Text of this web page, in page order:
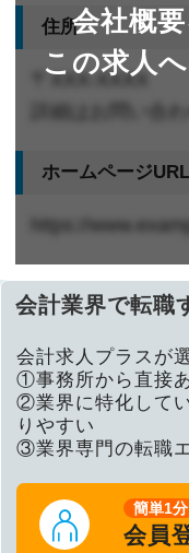
会社概
この求人
住所
〒XXX-XXXX
ホームページURL
https://
会計業界で転職
会計求人プラスが
①事務所から直接
②業界に特化して
りやすい
③業界専門の転職
簡単1分
会員